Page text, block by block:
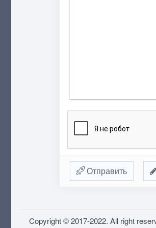
Отправить
Copyright © 2017-2022. All right